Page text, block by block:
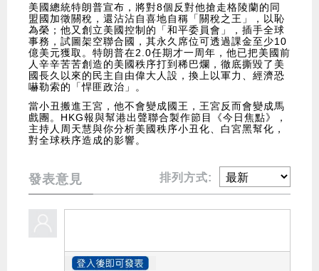
美國總統特朗普宣布，將對8個反對他搶走格陵蘭的同
盟國加徵關稅，還沾沾自喜地自稱「關稅之王」，以恥
為榮；他又創立美國控制的「和平委員會」，插手全球
事務，試圖架空聯合國，其永久席位可透過課金至少10
億美元獲取。特朗普在2.0任期才一周年，他已把美國前
人辛辛苦苦創造的美國秩序打到稀巴爛，徹底撕毀了美
國長久以來的民主自由偉大人設，換上以軍力、經濟恐
嚇勒索的「悍匪政治」。
當小丑搬進王宮，他不會變成國王，王宮反而會變成馬
戲團。HKG報與幫港出聲聯合製作節目《今日焦點》，
主持人周天慧與你分析美國秩序小丑化、白宮黑幫化，
對全球秩序造成的影響。
發表意見 排列方式: